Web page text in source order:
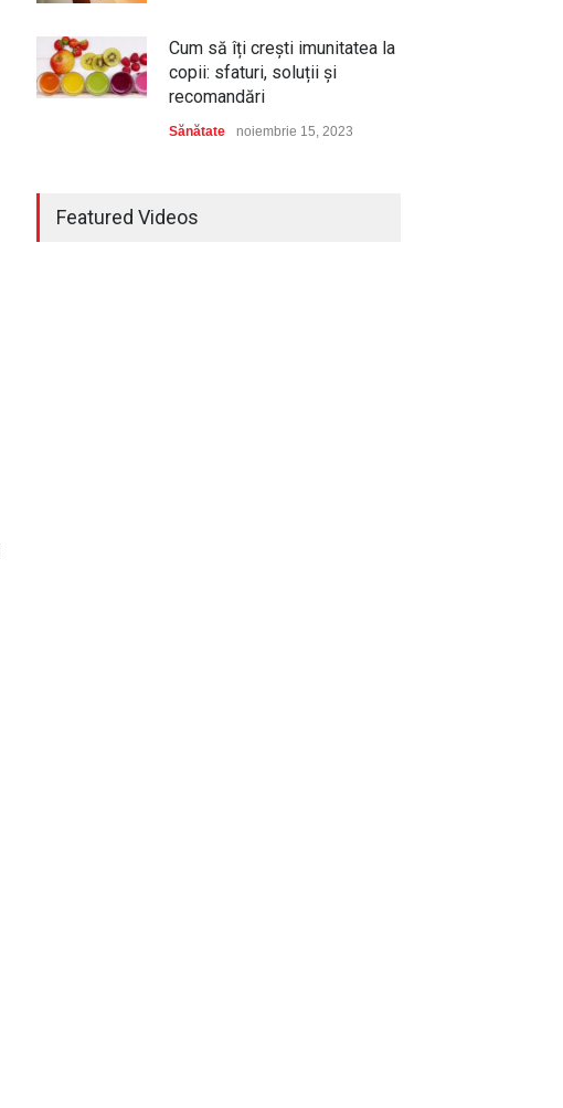
Cum să îți crești imunitatea la
copii: sfaturi, soluții și
recomandări
Sănătate noiembrie 15, 2023
Featured Videos